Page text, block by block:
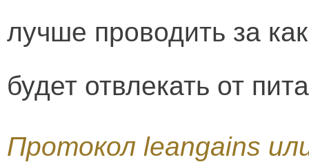
лучше проводить за
будет отвлекать от
Протокол leangains